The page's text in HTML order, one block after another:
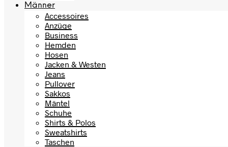
Männer
Accessoires
Anzüge
Business
Hemden
Hosen
Jacken & Westen
Jeans
Pullover
Sakkos
Mäntel
Schuhe
Shirts & Polos
Sweatshirts
Taschen